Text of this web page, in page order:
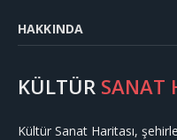
HAKKINDA
KÜLTÜR SANAT
Kültür Sanat Haritası,